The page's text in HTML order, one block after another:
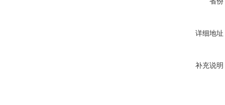
详细地址
补充说明